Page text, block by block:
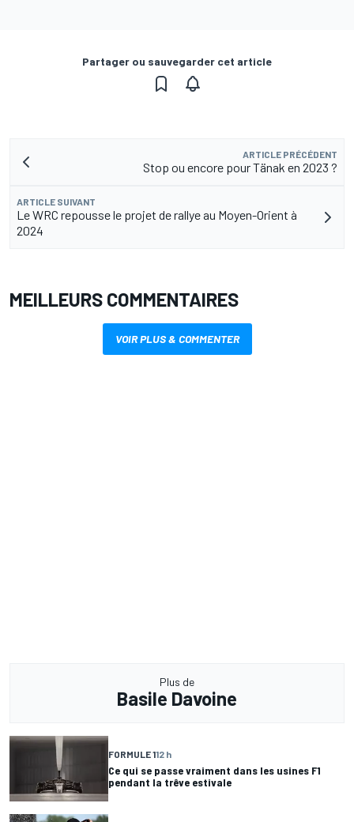
Partager ou sauvegarder cet article
ARTICLE PRÉCÉDENT
Stop ou encore pour Tänak en 2023 ?
ARTICLE SUIVANT
Le WRC repousse le projet de rallye au Moyen-Orient à
2024
MEILLEURS COMMENTAIRES
VOIR PLUS & COMMENTER
Plus de
Basile Davoine
FORMULE 112 h
Ce qui se passe vraiment dans les usines F1
pendant la trêve estivale